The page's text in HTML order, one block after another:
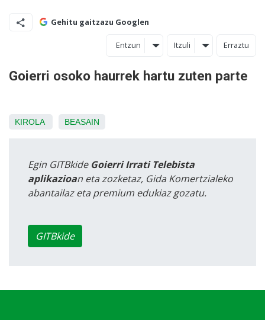
Gehitu gaitzazu Googlen
Entzun Itzuli Erraztu
Goierri osoko haurrek hartu zuten parte
KIROLA BEASAIN
Egin GITBkide Goierri Irrati Telebista
aplikazioan eta zozketaz, Gida Komertzialeko
abantailaz eta premium edukiaz gozatu.
GITBkide